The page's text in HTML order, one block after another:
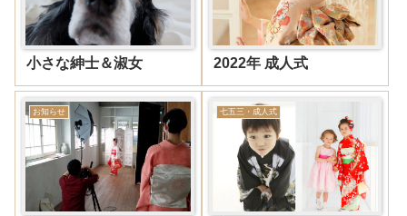
小さな紳士＆淑女 2022年 成人式
お知らせ 七五三・成人式